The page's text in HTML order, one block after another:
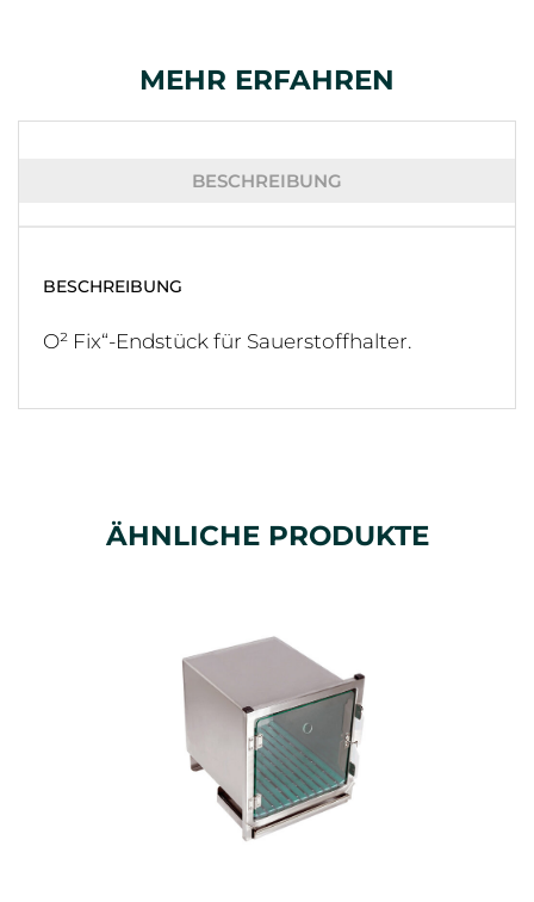
MEHR ERFAHREN
BESCHREIBUNG
BESCHREIBUNG
O² Fix“-Endstück für Sauerstoffhalter.
ÄHNLICHE PRODUKTE